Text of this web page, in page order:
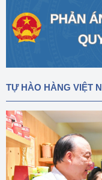
TỰ HÀO HÀNG VIỆT